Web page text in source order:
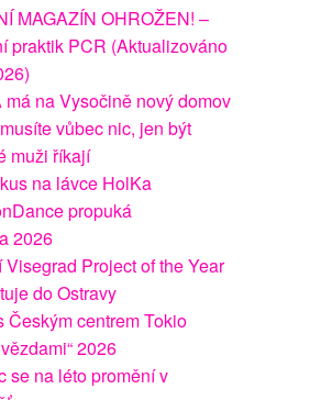
MAGAZÍN OHROŽEN! –
praktik PCR (Aktualizováno
má na Vysočině nový domov
vůbec nic, jen být
muži říkají
na lávce HolKa
propuká
2026
Visegrad Project of the Year
do Ostravy
Českým centrem Tokio
2026
se na léto promění v